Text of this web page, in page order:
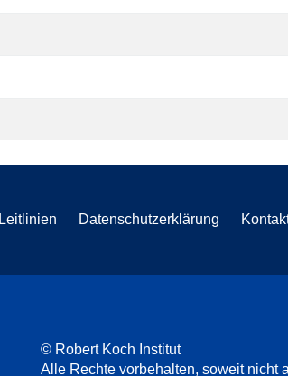
Leitlinien Datenschutzerklärung
© Robert Koch Institut
Alle Rechte vorbehalten, soweit nicht